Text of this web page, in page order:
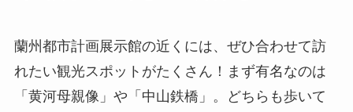
蘭州都市計画展示館の近くには、ぜひ合わせて訪
れたい観光スポットがたくさん！まず有名なのは
「黄河母親像」や「中山鉄橋」。どちらも歩いて